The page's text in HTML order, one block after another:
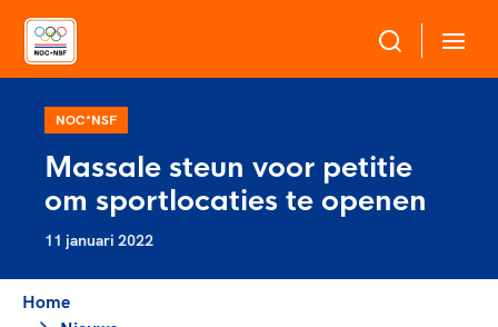
Over NOC*NSF
Sportagenda 2032
Algemene Vergadering
Merkbescherming NOC*NSF
Sportdeelname
Bonden en professionals in de sport
Beleidsmedewerkers
Topsport
NOC*NSF
Massale steun voor petitie
om sportlocaties te openen
11 januari 2022
Home